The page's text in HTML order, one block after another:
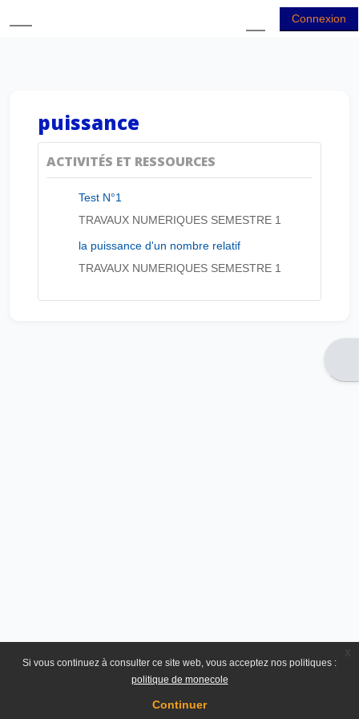
Si vous continuez à consulter ce site web, vous acceptez nos politiques :
politique de monecole
Continuer
Panneau latéral
Connexion
puissance
ACTIVITÉS ET RESSOURCES
Test N°1
TRAVAUX NUMERIQUES SEMESTRE 1
la puissance d'un nombre relatif
TRAVAUX NUMERIQUES SEMESTRE 1